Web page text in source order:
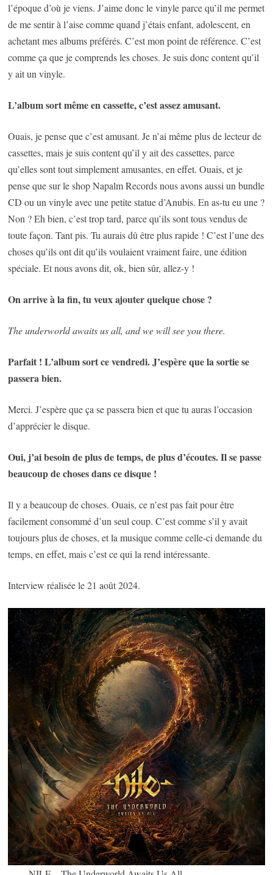
l’époque d’où je viens. J’aime donc le vinyle parce qu’il me permet
de me sentir à l’aise comme quand j’étais enfant, adolescent, en
achetant mes albums préférés. C’est mon point de référence. C’est
comme ça que je comprends les choses. Je suis donc content qu’il
y ait un vinyle.
L’album sort même en cassette, c’est assez amusant.
Ouais, je pense que c’est amusant. Je n’ai même plus de lecteur de
cassettes, mais je suis content qu’il y ait des cassettes, parce
qu’elles sont tout simplement amusantes, en effet. Ouais, et je
pense que sur le shop Napalm Records nous avons aussi un bundle
CD ou un vinyle avec une petite statue d’Anubis. En as-tu eu une ?
Non ? Eh bien, c’est trop tard, parce qu’ils sont tous vendus de
toute façon. Tant pis. Tu aurais dû être plus rapide ! C’est l’une des
choses qu’ils ont dit qu’ils voulaient vraiment faire, une édition
spéciale. Et nous avons dit, ok, bien sûr, allez-y !
On arrive à la fin, tu veux ajouter quelque chose ?
The underworld awaits us all, and we will see you there.
Parfait ! L’album sort ce vendredi. J’espère que la sortie se
passera bien.
Merci. J’espère que ça se passera bien et que tu auras l’occasion
d’apprécier le disque.
Oui, j’ai besoin de plus de temps, de plus d’écoutes. Il se passe
beaucoup de choses dans ce disque !
Il y a beaucoup de choses. Ouais, ce n’est pas fait pour être
facilement consommé d’un seul coup. C’est comme s’il y avait
toujours plus de choses, et la musique comme celle-ci demande du
temps, en effet, mais c’est ce qui la rend intéressante.
Interview réalisée le 21 août 2024.